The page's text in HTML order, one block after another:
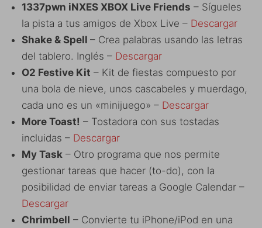
1337pwn iNXES XBOX Live Friends – Sígueles
la pista a tus amigos de Xbox Live – Descargar
Shake & Spell – Crea palabras usando las letras
del tablero. Inglés – Descargar
O2 Festive Kit – Kit de fiestas compuesto por
una bola de nieve, unos cascabeles y muerdago,
cada uno es un «minijuego» – Descargar
More Toast! – Tostadora con sus tostadas
incluidas – Descargar
My Task – Otro programa que nos permite
gestionar tareas que hacer (to-do), con la
posibilidad de enviar tareas a Google Calendar –
Descargar
Chrimbell – Convierte tu iPhone/iPod en una